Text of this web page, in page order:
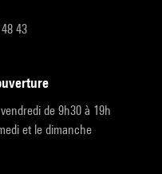
43
de 9h30 à 19h
et le dimanche